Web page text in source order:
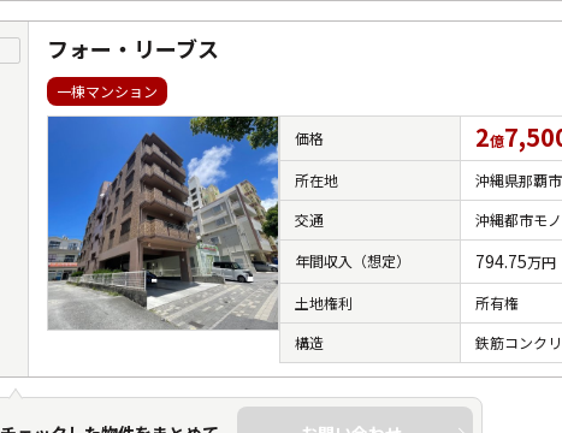
フォー・リーブス
一棟マンション
価格 2億
所在地
沖縄県那覇
交通
沖縄都市モ
年間収入（想定）
794.75万円
土地権利
所有権
構造
鉄筋コンク